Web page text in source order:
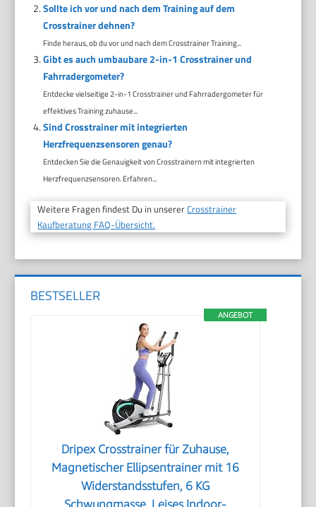
Sollte ich vor und nach dem Training auf dem
Crosstrainer dehnen?
Finde heraus, ob du vor und nach dem Crosstrainer Training...
Gibt es auch umbaubare 2-in-1 Crosstrainer und
Fahrradergometer?
Entdecke vielseitige 2-in-1 Crosstrainer und Fahrradergometer für
effektives Training zuhause...
Sind Crosstrainer mit integrierten
Herzfrequenzsensoren genau?
Entdecken Sie die Genauigkeit von Crosstrainern mit integrierten
Herzfrequenzsensoren. Erfahren...
Weitere Fragen findest Du in unsererCrosstrainer
Kaufberatung FAQ-Übersicht.
BESTSELLER
ANGEBOT
Dripex Crosstrainer für Zuhause,
Magnetischer Ellipsentrainer mit 16
Widerstandsstufen, 6 KG
Schwungmasse, Leises Indoor-